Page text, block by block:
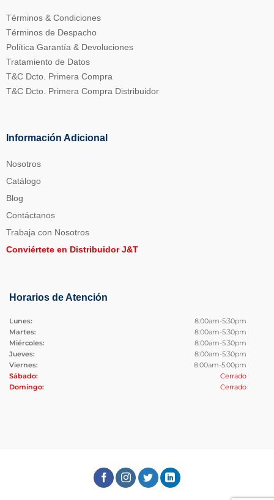
Términos & Condiciones
Términos de Despacho
Política Garantía & Devoluciones
Tratamiento de Datos
T&C Dcto. Primera Compra
T&C Dcto. Primera Compra Distribuidor
Información Adicional
Nosotros
Catálogo
Blog
Contáctanos
Trabaja con Nosotros
Conviértete en Distribuidor J&T
Horarios de Atención
Lunes:
8:00am-5:30pm
Martes:
8:00am-5:30pm
Miércoles:
8:00am-5:30pm
Jueves:
8:00am-5:30pm
Viernes:
8:00am-5:00pm
Sábado:
Cerrado
Domingo:
Cerrado